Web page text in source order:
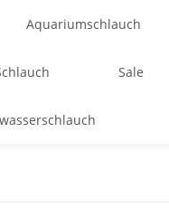
Aquariumschlauch
Sale